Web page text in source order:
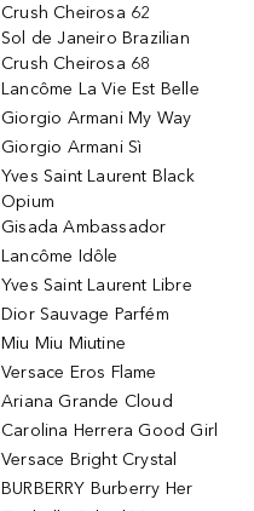
Crush Cheirosa 62
Sol de Janeiro Brazilian
Crush Cheirosa 68
Lancôme La Vie Est Belle
Giorgio Armani My Way
Giorgio Armani Sì
Yves Saint Laurent Black
Opium
Gisada Ambassador
Lancôme Idôle
Yves Saint Laurent Libre
Dior Sauvage Parfém
Miu Miu Miutine
Versace Eros Flame
Ariana Grande Cloud
Carolina Herrera Good Girl
Versace Bright Crystal
BURBERRY Burberry Her